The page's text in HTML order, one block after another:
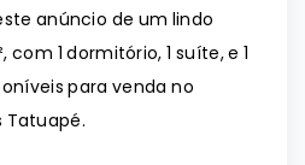
anúncio de um lindo
1 dormitório, 1 suíte, e 1
para venda no
Tatuapé.